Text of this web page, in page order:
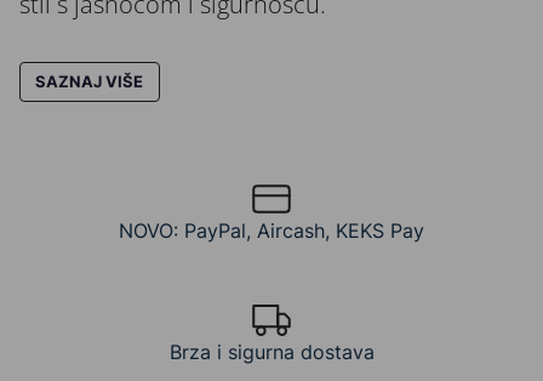
SAZNAJ VIŠE
NOVO: PayPal, Aircash, KEKS Pay
Brza i sigurna dostava